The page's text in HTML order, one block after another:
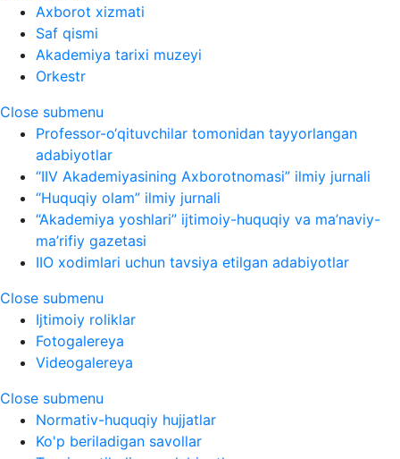
Axborot xizmati
Saf qismi
Akademiya tarixi muzeyi
Orkestr
Close submenu
Professor-o‘qituvchilar tomonidan tayyorlangan
adabiyotlar
“IIV Akademiyasining Axborotnomasi” ilmiy jurnali
“Huquqiy olam” ilmiy jurnali
“Akademiya yoshlari” ijtimoiy-huquqiy va ma’naviy-
ma’rifiy gazetasi
IIO xodimlari uchun tavsiya etilgan adabiyotlar
Close submenu
Ijtimoiy roliklar
Fotogalereya
Videogalereya
Close submenu
Normativ-huquqiy hujjatlar
Ko'p beriladigan savollar